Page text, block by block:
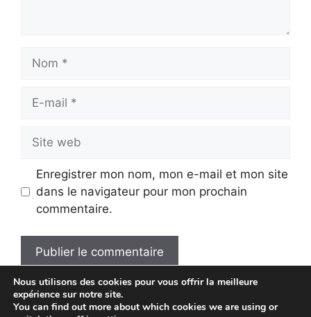
Nom
Site
web
Enregistrer mon nom, mon e-mail et mon site
dans le navigateur pour mon prochain
commentaire.
A
l
Nous utilisons des cookies pour vous offrir la meilleure
expérience sur notre site.
You can find out more about which cookies we are using or